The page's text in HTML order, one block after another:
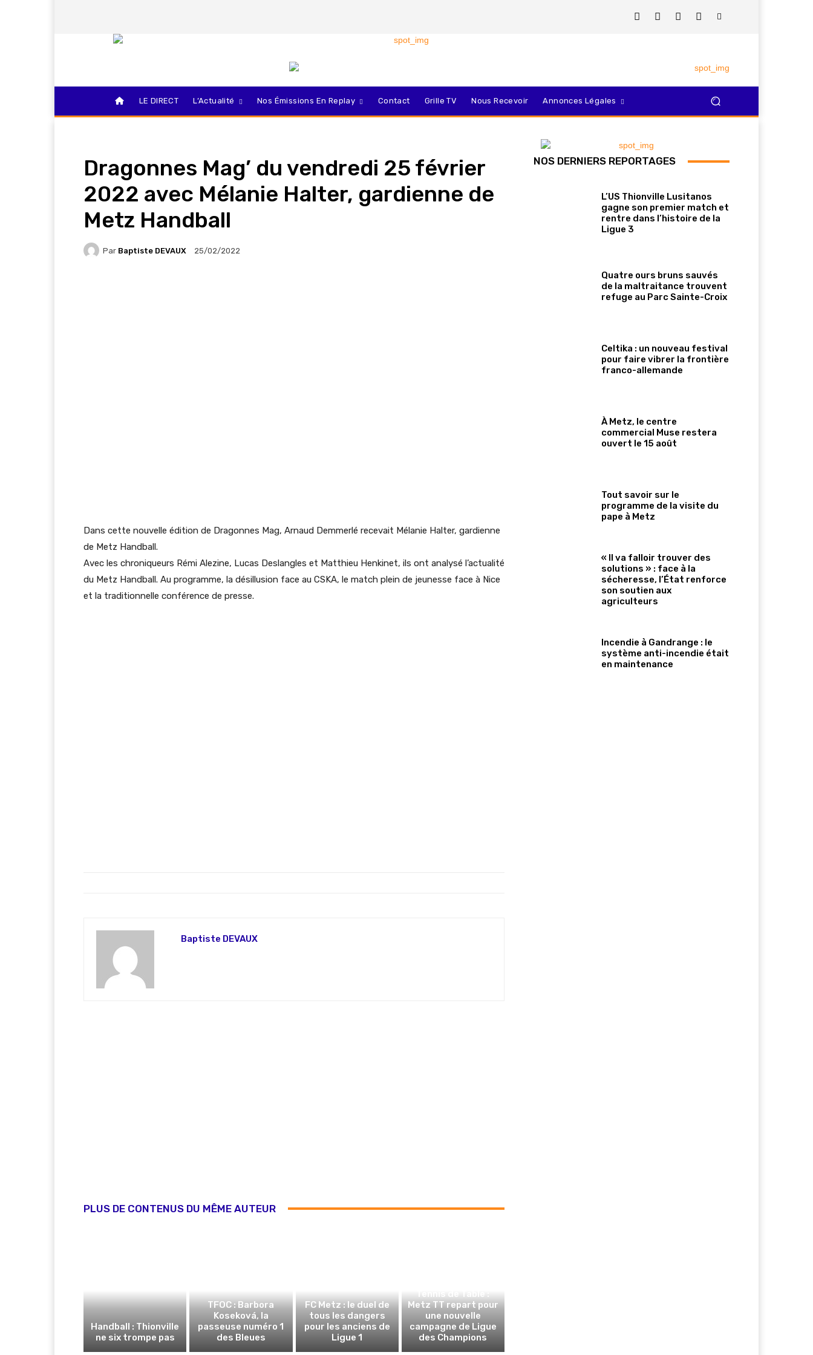
LE DIRECT L’Actualité Nos Émissions En Replay Contact Grille TV Nous Recevoir Annonces Légales
Dragonnes Mag’ du vendredi 25 février
2022 avec Mélanie Halter, gardienne de
Metz Handball
Par Baptiste DEVAUX 25/02/2022
Dans cette nouvelle édition de Dragonnes Mag, Arnaud Demmerlé recevait Mélanie Halter, gardienne
de Metz Handball.
Avec les chroniqueurs Rémi Alezine, Lucas Deslangles et Matthieu Henkinet, ils ont analysé l’actualité
du Metz Handball. Au programme, la désillusion face au CSKA, le match plein de jeunesse face à Nice
et la traditionnelle conférence de presse.
Baptiste DEVAUX
PLUS DE CONTENUS DU MÊME AUTEUR
Handball : Thionville
ne six trompe pas
TFOC : Barbora
Koseková, la
passeuse numéro 1
des Bleues
FC Metz : le duel de
tous les dangers
pour les anciens de
Ligue 1
Tennis de Table :
Metz TT repart pour
une nouvelle
campagne de Ligue
des Champions
NOS DERNIERS REPORTAGES
L’US Thionville Lusitanos
gagne son premier match et
rentre dans l’histoire de la
Ligue 3
Quatre ours bruns sauvés
de la maltraitance trouvent
refuge au Parc Sainte-Croix
Celtika : un nouveau festival
pour faire vibrer la frontière
franco-allemande
À Metz, le centre
commercial Muse restera
ouvert le 15 août
Tout savoir sur le
programme de la visite du
pape à Metz
« Il va falloir trouver des
solutions » : face à la
sécheresse, l’État renforce
son soutien aux
agriculteurs
Incendie à Gandrange : le
système anti-incendie était
en maintenance